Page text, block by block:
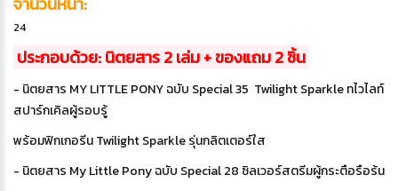
24
ประกอบด้วย: นิตยสาร 2 เล่ม + ของแถม 2 ชิ้น
- นิตยสาร MY LITTLE PONY ฉบับ Special 35 Twilight Sparkle ทไวไลท์
สปาร์กเคิลผู้รอบรู้
พร้อมฟิกเกอรีน Twilight Sparkle รุ่นกลิตเตอร์ใส
- นิตยสาร My Little Pony ฉบับ Special 28 ซิลเวอร์สตรีมผู้กระตือรือร้น